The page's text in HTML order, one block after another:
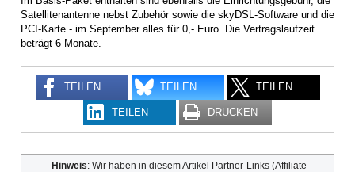
Satellitenantenne nebst Zubehör sowie die skyDSL-Software und die
PCI-Karte - im September alles für 0,- Euro. Die Vertragslaufzeit
beträgt 6 Monate.
TEILEN TEILEN TEILEN
TEILEN DRUCKEN
Hinweis: Wir haben in diesem Artikel Partner-Links (Affiliate-